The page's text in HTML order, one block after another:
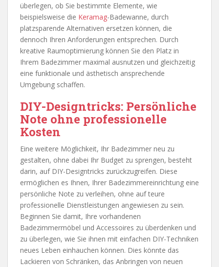
überlegen, ob Sie bestimmte Elemente, wie
beispielsweise die Keramag-Badewanne, durch
platzsparende Alternativen ersetzen können, die
dennoch Ihren Anforderungen entsprechen. Durch
kreative Raumoptimierung können Sie den Platz in
Ihrem Badezimmer maximal ausnutzen und gleichzeitig
eine funktionale und ästhetisch ansprechende
Umgebung schaffen.
DIY-Designtricks: Persönliche
Note ohne professionelle
Kosten
Eine weitere Möglichkeit, Ihr Badezimmer neu zu
gestalten, ohne dabei Ihr Budget zu sprengen, besteht
darin, auf DIY-Designtricks zurückzugreifen. Diese
ermöglichen es Ihnen, Ihrer Badezimmereinrichtung eine
persönliche Note zu verleihen, ohne auf teure
professionelle Dienstleistungen angewiesen zu sein.
Beginnen Sie damit, Ihre vorhandenen
Badezimmermöbel und Accessoires zu überdenken und
zu überlegen, wie Sie ihnen mit einfachen DIY-Techniken
neues Leben einhauchen können. Dies könnte das
Lackieren von Schränken, das Anbringen von neuen